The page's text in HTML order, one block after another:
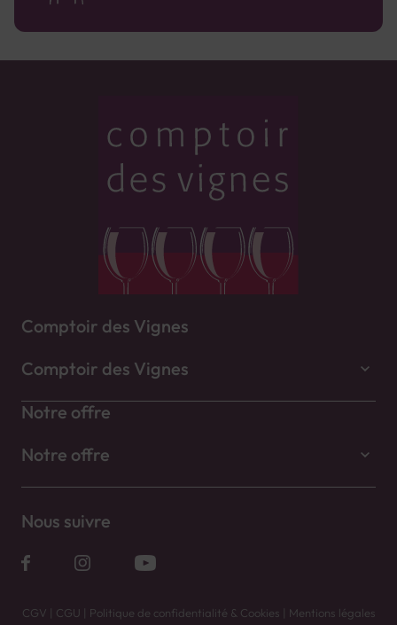
Comptoir des Vignes
Comptoir des Vignes
Notre offre
Notre offre
Nous suivre
CGV | CGU | Politique de confidentialité & Cookies | Mentions légales